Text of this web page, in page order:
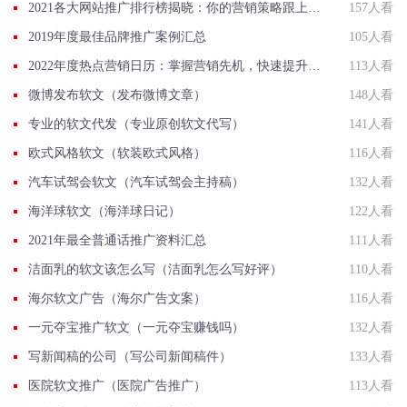
2021各大网站推广排行榜揭晓：你的营销策略跟上榜单了吗？ 157人看
2019年度最佳品牌推广案例汇总 105人看
2022年度热点营销日历：掌握营销先机，快速提升品牌影响力！ 113人看
微博发布软文（发布微博文章） 148人看
专业的软文代发（专业原创软文代写） 141人看
欧式风格软文（软装欧式风格） 116人看
汽车试驾会软文（汽车试驾会主持稿） 132人看
海洋球软文（海洋球日记） 122人看
2021年最全普通话推广资料汇总 111人看
洁面乳的软文该怎么写（洁面乳怎么写好评） 110人看
海尔软文广告（海尔广告文案） 116人看
一元夺宝推广软文（一元夺宝赚钱吗） 132人看
写新闻稿的公司（写公司新闻稿件） 133人看
医院软文推广（医院广告推广） 113人看